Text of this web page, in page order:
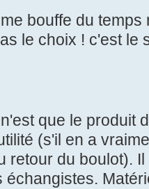
bouffe du temps
le choix ! c'est le
que le produit
(s'il en a
retour du boulot).
échangistes.